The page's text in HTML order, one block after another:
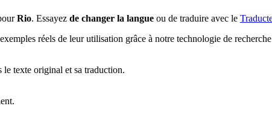
Rio. Essayez de changer la langue ou de traduire avec le
réels de leur utilisation grâce à notre technologie de
le texte original et sa traduction.